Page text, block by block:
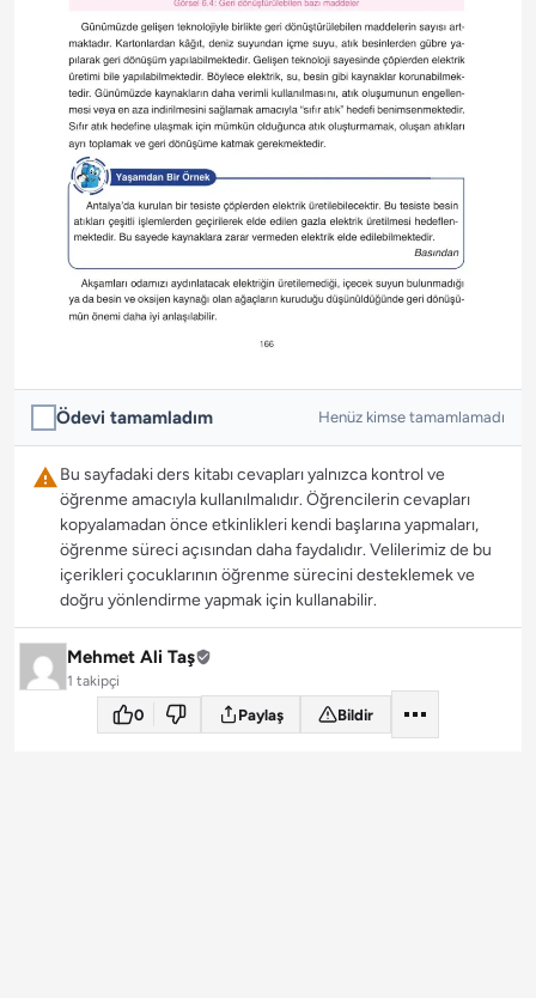
Ödevi tamamladım Henüz kimse tamamlamadı
Bu sayfadaki ders kitabı cevapları yalnızca kontrol ve
öğrenme amacıyla kullanılmalıdır. Öğrencilerin cevapları
kopyalamadan önce etkinlikleri kendi başlarına yapmaları,
öğrenme süreci açısından daha faydalıdır. Velilerimiz de bu
içerikleri çocuklarının öğrenme sürecini desteklemek ve
doğru yönlendirme yapmak için kullanabilir.
Mehmet Ali Taş
1 takipçi
0 Paylaş Bildir